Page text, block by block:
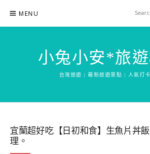
content
MENU
小兔小安*旅
台灣旅遊 | 最新旅遊景點 | 人氣打
宜蘭超好吃【日初和食】生魚片丼
理。